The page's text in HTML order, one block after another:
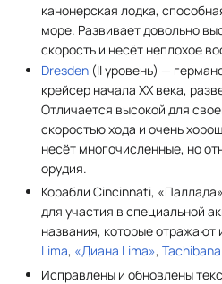
канонерская лодка,
море. Развивает довольно
скорость и несёт неплохое
Dresden (II уровень) —
крейсер начала XX века,
Отличается высокой для
скоростью хода и очень
несёт многочисленные, но
орудия.
Корабли Cincinnati,
для участия в специальной
названия, которые отражают
Lima, «Диана Lima»,
Исправлены и обновлены